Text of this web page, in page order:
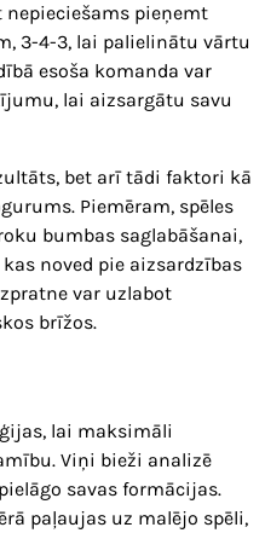
nepieciešams pieņemt
3-4-3, lai palielinātu vārtu
esoša komanda var
lai aizsargātu savu
bet arī tādi faktori kā
Piemēram, spēles
bumbas saglabāšanai,
noved pie aizsardzības
var uzlabot
brīžos.
lai maksimāli
Viņi bieži analizē
savas formācijas.
paļaujas uz malējo spēli,